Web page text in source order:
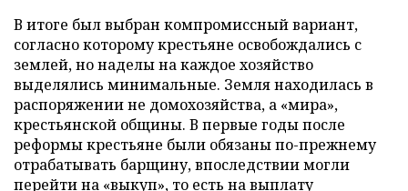
В итоге был выбран компромиссный вариант,
согласно которому крестьяне освобождались с
землей, но наделы на каждое хозяйство
выделялись минимальные. Земля находилась в
распоряжении не домохозяйства, а «мира»,
крестьянской общины. В первые годы после
реформы крестьяне были обязаны по-прежнему
отрабатывать барщину, впоследствии могли
перейти на «выкуп», то есть на выплату